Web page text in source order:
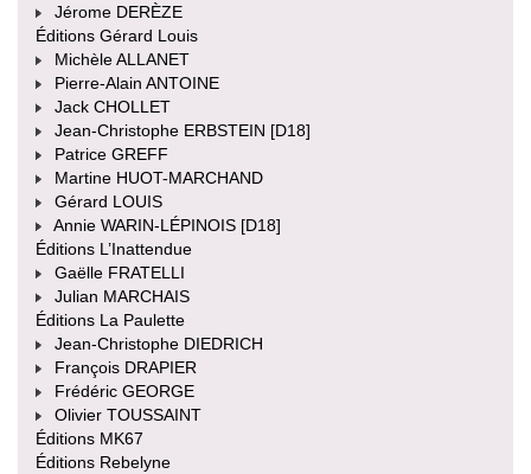
Jérome DERÈZE
Éditions Gérard Louis
Michèle ALLANET
Pierre-Alain ANTOINE
Jack CHOLLET
Jean-Christophe ERBSTEIN [D18]
Patrice GREFF
Martine HUOT-MARCHAND
Gérard LOUIS
Annie WARIN-LÉPINOIS [D18]
Éditions L’Inattendue
Gaëlle FRATELLI
Julian MARCHAIS
Éditions La Paulette
Jean-Christophe DIEDRICH
François DRAPIER
Frédéric GEORGE
Olivier TOUSSAINT
Éditions MK67
Éditions Rebelyne